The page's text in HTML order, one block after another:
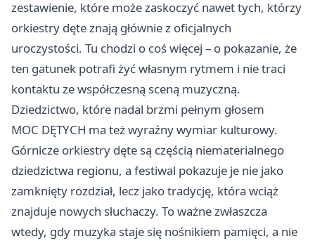
zestawienie, które może zaskoczyć nawet tych, którzy
orkiestry dęte znają głównie z oficjalnych
uroczystości. Tu chodzi o coś więcej – o pokazanie, że
ten gatunek potrafi żyć własnym rytmem i nie traci
kontaktu ze współczesną sceną muzyczną.
Dziedzictwo, które nadal brzmi pełnym głosem
MOC DĘTYCH ma też wyraźny wymiar kulturowy.
Górnicze orkiestry dęte są częścią niematerialnego
dziedzictwa regionu, a festiwal pokazuje je nie jako
zamknięty rozdział, lecz jako tradycję, która wciąż
znajduje nowych słuchaczy. To ważne zwłaszcza
wtedy, gdy muzyka staje się nośnikiem pamięci, a nie